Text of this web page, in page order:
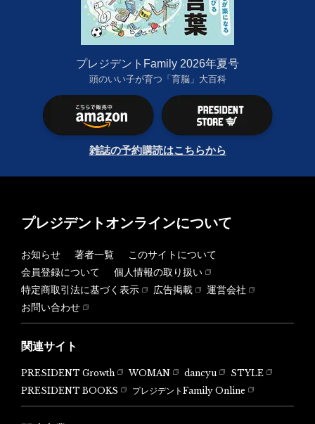
プレジデントFamily 2026年夏号
頭のいい子が育つ「育脳」大百科
雑誌の予約購読はこちらから
プレジデントオンラインについて
お知らせ 著者一覧
このサイトについて
会員登録について
個人情報の取り扱い
特定商取引法に基づく表示
広告掲載
運営会社
お問い合わせ
関連サイト
PRESIDENT Growth WOMAN dancyu
STYLE
PRESIDENT BOOKS
プレジデントFamily Online